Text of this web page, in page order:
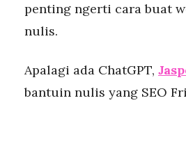
penting ngerti cara buat
nulis.
Apalagi ada ChatGPT,
bantuin nulis yang SEO